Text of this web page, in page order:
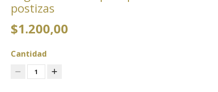
postizas
$1.200,00
Cantidad
1